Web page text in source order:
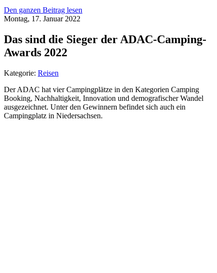
Den ganzen Beitrag lesen
Montag, 17. Januar 2022
Das sind die Sieger der ADAC-Camping-
Awards 2022
Kategorie: Reisen
Der ADAC hat vier Campingplätze in den Kategorien Camping
Booking, Nachhaltigkeit, Innovation und demografischer Wandel
ausgezeichnet. Unter den Gewinnern befindet sich auch ein
Campingplatz in Niedersachsen.